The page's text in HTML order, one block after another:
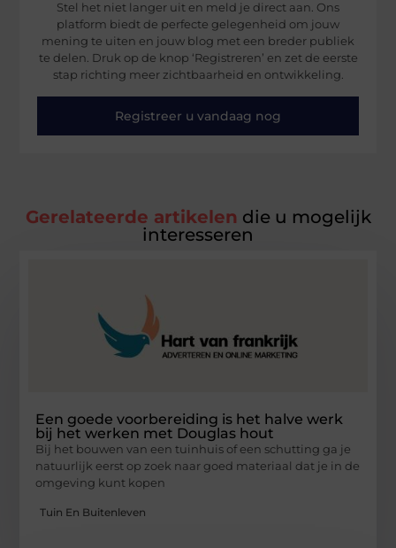
Stel het niet langer uit en meld je direct aan. Ons
platform biedt de perfecte gelegenheid om jouw
mening te uiten en jouw blog met een breder publiek
te delen. Druk op de knop ‘Registreren’ en zet de eerste
stap richting meer zichtbaarheid en ontwikkeling.
Registreer u vandaag nog
Gerelateerde artikelen die u mogelijk
interesseren
Een goede voorbereiding is het halve werk
bij het werken met Douglas hout
Bij het bouwen van een tuinhuis of een schutting ga je
natuurlijk eerst op zoek naar goed materiaal dat je in de
omgeving kunt kopen
Tuin En Buitenleven